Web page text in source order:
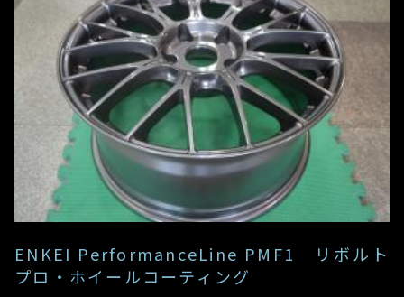
ENKEI PerformanceLine PMF1 リボルト
プロ・ホイールコーティング